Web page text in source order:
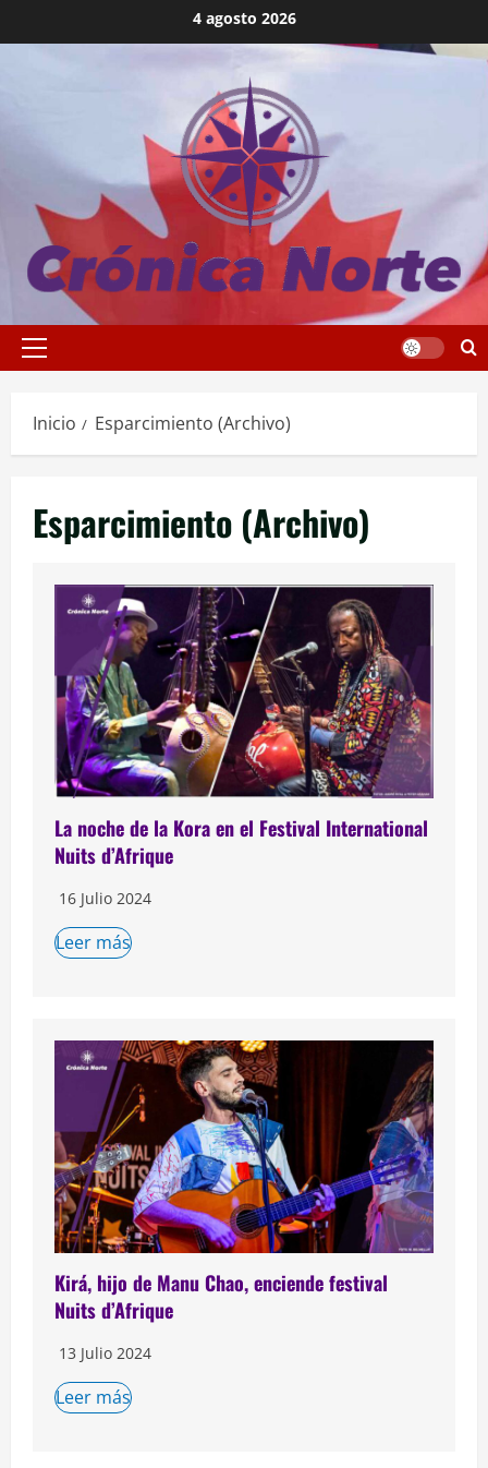
al
4 agosto 2026
Menú
Inicio Esparcimiento (Archivo)
Esparcimiento (Archivo)
La noche de la Kora en el Festival International
Nuits d’Afrique
16 Julio 2024
Leer más
Kirá, hijo de Manu Chao, enciende festival
Nuits d’Afrique
13 Julio 2024
Leer más